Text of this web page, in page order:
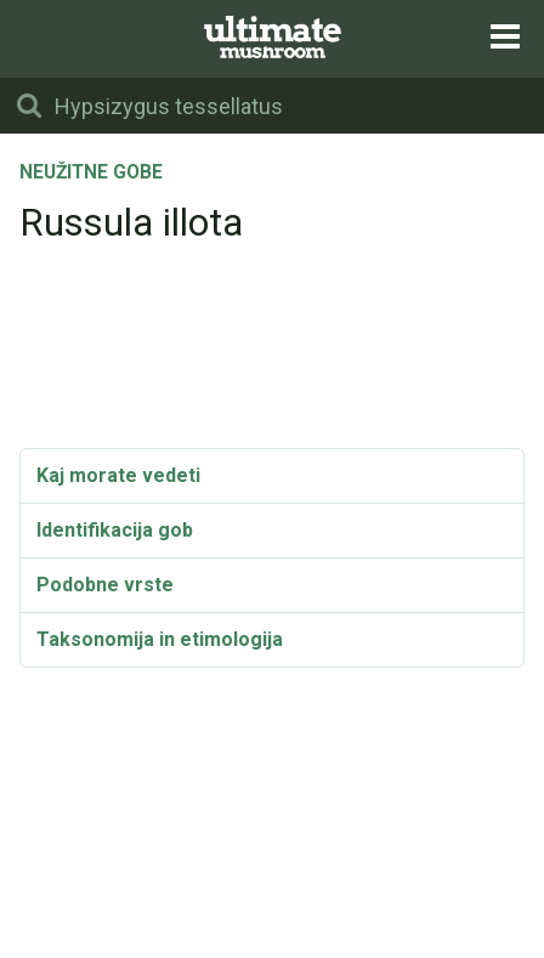
NEUŽITNE GOBE
Russula illota
Kaj morate vedeti
Identifikacija gob
Podobne vrste
Taksonomija in etimologija